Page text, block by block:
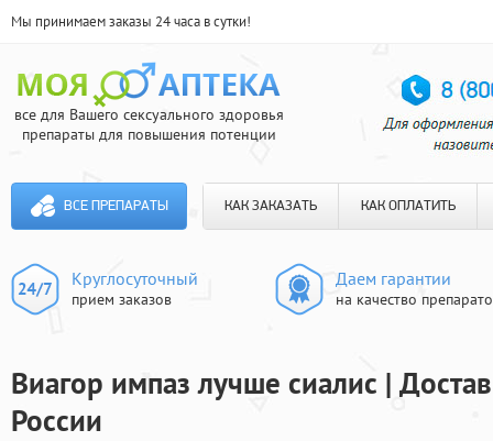
Мы принимаем заказы 24 часа в сутки!
все для Вашего сексуального здоровья
препараты для повышения потенции
ВСЕ ПРЕПАРАТЫ КАК ЗАКАЗАТЬ КАК ОПЛАТИТЬ
Круглосуточный
прием заказов
Даем гарантии
на качество
Виагор импаз лучше сиалис |
России